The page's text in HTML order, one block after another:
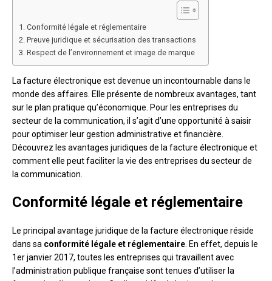
Conformité légale et réglementaire
Preuve juridique et sécurisation des transactions
Respect de l’environnement et image de marque
La facture électronique est devenue un incontournable dans le
monde des affaires. Elle présente de nombreux avantages, tant
sur le plan pratique qu’économique. Pour les entreprises du
secteur de la communication, il s’agit d’une opportunité à saisir
pour optimiser leur gestion administrative et financière.
Découvrez les avantages juridiques de la facture électronique et
comment elle peut faciliter la vie des entreprises du secteur de
la communication.
Conformité légale et réglementaire
Le principal avantage juridique de la facture électronique réside
dans sa conformité légale et réglementaire . En effet, depuis le
1er janvier 2017, toutes les entreprises qui travaillent avec
l’administration publique française sont tenues d’utiliser la